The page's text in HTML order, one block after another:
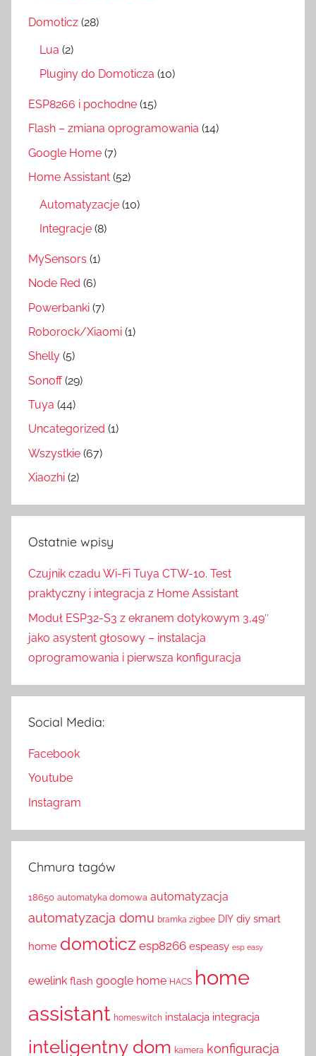
Domoticz (28)
Lua (2)
Pluginy do Domoticza (10)
ESP8266 i pochodne (15)
Flash – zmiana oprogramowania (14)
Google Home (7)
Home Assistant (52)
Automatyzacje (10)
Integracje (8)
MySensors (1)
Node Red (6)
Powerbanki (7)
Roborock/Xiaomi (1)
Shelly (5)
Sonoff(29)
Tuya (44)
Uncategorized (1)
Wszystkie (67)
Xiaozhi (2)
Ostatnie wpisy
Czujnik czadu Wi-Fi Tuya CTW-10. Test
praktyczny i integracja z Home Assistant
Moduł ESP32-S3 z ekranem dotykowym 3,49″
jako asystent głosowy – instalacja
oprogramowania i pierwsza konfiguracja
Social Media:
Facebook
Youtube
Instagram
Chmura tagów
18650 automatyka domowa automatyzacja
automatyzacja domu bramka zigbee DIY diy smart
home domoticz esp8266 espeasy esp easy
ewelink flash google home HACS home
assistant homeswitch instalacja integracja
inteligentny dom kamera konfiguracja